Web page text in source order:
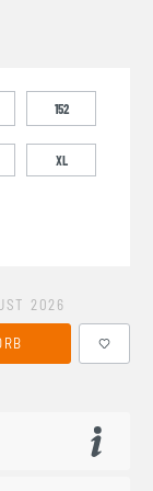
152
XL
2026
ein oder